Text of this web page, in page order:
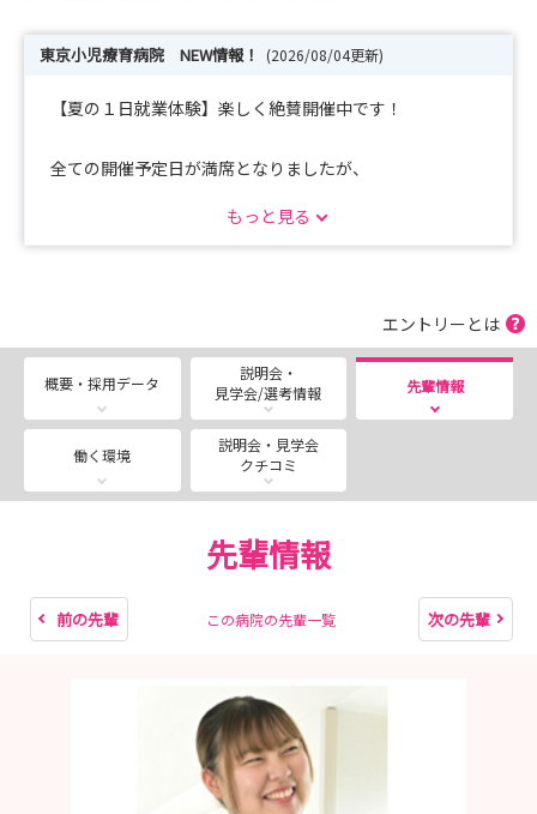
東京小児療育病院 NEW情報！ (2026/08/04更新)
【夏の１日就業体験】楽しく絶賛開催中です！
全ての開催予定日が満席となりましたが、
学会・一日就業体験のボタンより一度ご相談ください。
開催日決定次第、優先的に予約を入れたい！
この日に開催してほしい！
友達と一緒に参加したい！
なども、お気軽にご相談ください
東京小児療育病院の1DAYインターンシップは、少人数制
利用者様との活動参加や美味しい給食体験など、参加者に
・小児看護に関わりたい方
・重症心身障害児者看護に興味はあるけれど、イメージが
つかめず心配という方
もっと見る
エントリーとは
概要・採用データ
説明会・
見学会/選考情報
先輩情報
働く環境
説明会・見学会
クチコミ
先輩情報
前の先輩 この病院の先輩一覧 次の先輩